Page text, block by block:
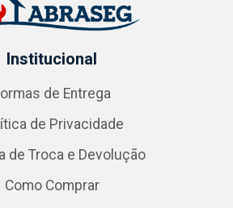
Institucional
de Entrega
de Privacidade
de Troca e Devolução
Como Comprar